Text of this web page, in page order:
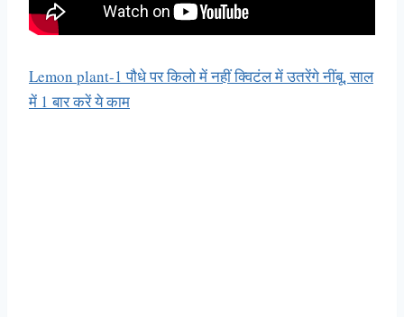
Lemon plant-1 पौधे पर किलो में नहीं क्विटंल में उतरेंगे नींबू, साल
में 1 बार करें ये काम